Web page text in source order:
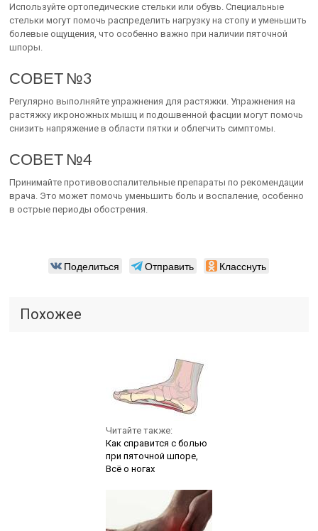
Используйте ортопедические стельки или обувь. Специальные
стельки могут помочь распределить нагрузку на стопу и уменьшить
болевые ощущения, что особенно важно при наличии пяточной
шпоры.
СОВЕТ №3
Регулярно выполняйте упражнения для растяжки. Упражнения на
растяжку икроножных мышц и подошвенной фасции могут помочь
снизить напряжение в области пятки и облегчить симптомы.
СОВЕТ №4
Принимайте противовоспалительные препараты по рекомендации
врача. Это может помочь уменьшить боль и воспаление, особенно
в острые периоды обострения.
Поделиться Отправить Класснуть
Похожее
Читайте также:
Как справится с болью
при пяточной шпоре,
Всё о ногах